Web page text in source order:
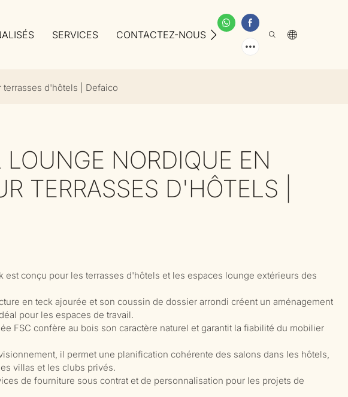
SERVICES CONTACTEZ-NOUS À PROPOS DE NOUS
d'hôtels | Defaico
LOUNGE NORDIQUE EN
TERRASSES D'HÔTELS |
est conçu pour les terrasses d'hôtels et les espaces lounge extérieurs des
en teck ajourée et son coussin de dossier arrondi créent un aménagement
pour les espaces de travail.
FSC confère au bois son caractère naturel et garantit la fiabilité du mobilier
il permet une planification cohérente des salons dans les hôtels,
villas et les clubs privés.
de fourniture sous contrat et de personnalisation pour les projets de